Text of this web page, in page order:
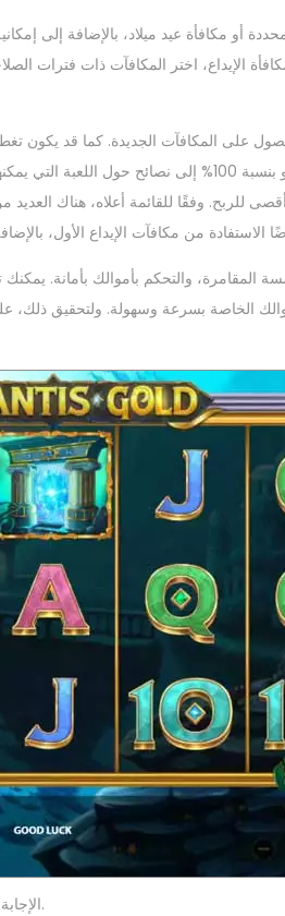
أو مكافأة عيد ميلاد، بالإضافة إلى
الإيداع، اختر المكافآت ذات فترات
على المكافآت الجديدة. كما قد يكون
اللاعبون الكنديون الذين يلعبون لأول مرة بمكافأة
للربح. وفقًا للقائمة أعلاه، هناك
المقامرة، والتحكم بأموالك بأمانة.
الخاصة بسرعة وسهولة. ولتحقيق
الإجابة على بعض الأسئلة البسيطة في 15 ثانية فقط، وستكون قد انتهيت.